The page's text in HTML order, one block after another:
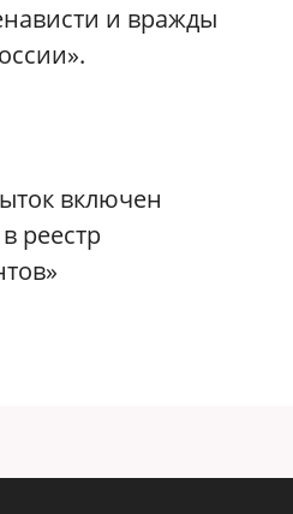
и вражды
включен
реестр